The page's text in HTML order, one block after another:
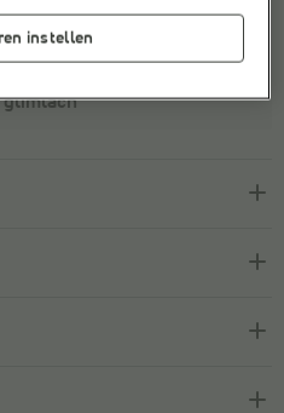
glimlach
instellen